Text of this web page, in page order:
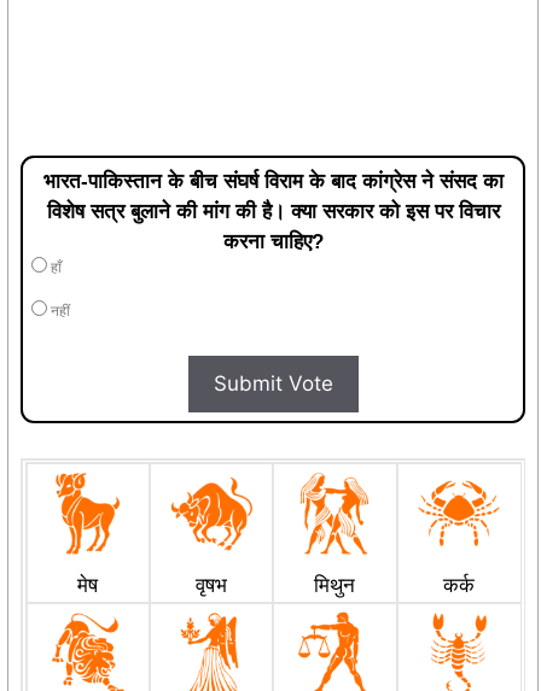
भारत-पाकिस्तान के बीच संघर्ष विराम के बाद कांग्रेस ने संसद का
विशेष सत्र बुलाने की मांग की है। क्या सरकार को इस पर विचार
करना चाहिए?
हाँ
नहीं
Submit Vote
मेष वृषभ मिथुन कर्क